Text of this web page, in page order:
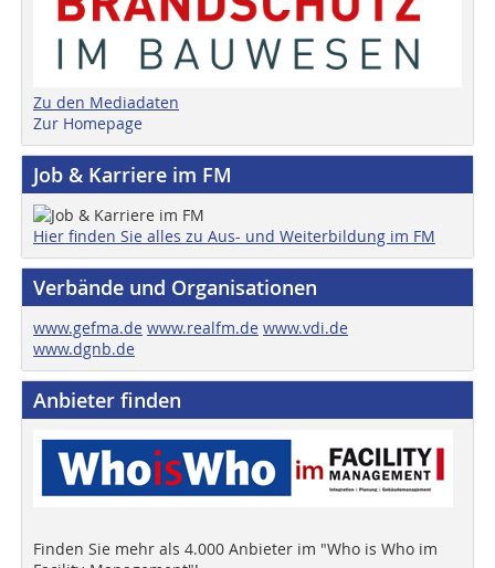
Zu den Mediadaten
Zur Homepage
Job & Karriere im FM
Hier finden Sie alles zu Aus- und Weiterbildung im FM
Verbände und Organisationen
www.gefma.de www.realfm.de www.vdi.de
www.dgnb.de
Anbieter finden
Finden Sie mehr als 4.000 Anbieter im "Who is Who im